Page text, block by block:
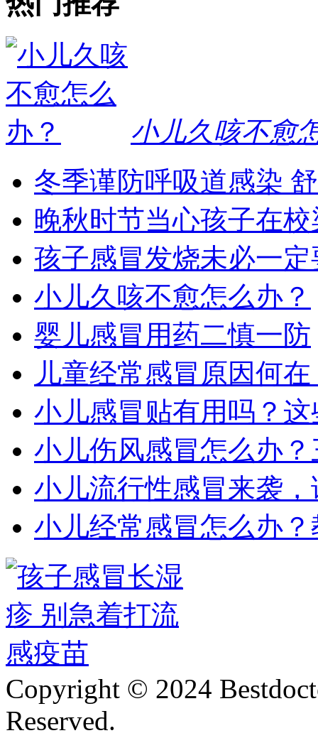
小儿久咳不愈
冬季谨防呼吸道感染
晚秋时节当心孩子在
孩子感冒发烧未必一
小儿久咳不愈怎么办？
婴儿感冒用药二慎一防
儿童经常感冒原因何
小儿感冒贴有用吗？
小儿伤风感冒怎么办
小儿流行性感冒来袭
小儿经常感冒怎么办
Copyright © 2024
Reserved.